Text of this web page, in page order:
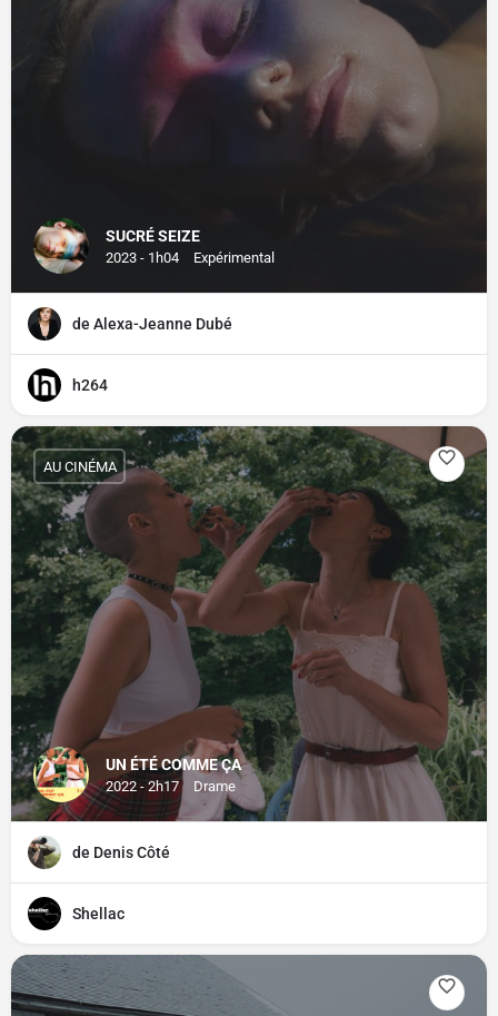
SUCRÉ SEIZE
2023 - 1h04 Expérimental
de Alexa-Jeanne Dubé
h264
UN ÉTÉ COMME ÇA
2022 - 2h17 Drame
AU CINÉMA
de Denis Côté
Shellac